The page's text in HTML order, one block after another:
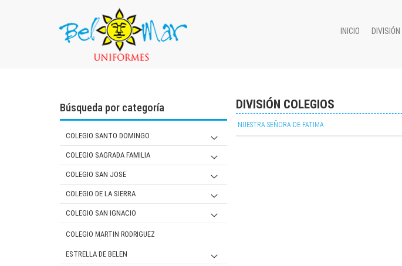
INICIO
Búsqueda por categoría
COLEGIO SANTO DOMINGO
JARDIN
PRIMARIA Y SECUNDARIA
MUJER
VARON
COLEGIO SAGRADA FAMILIA
JARDIN
PRIMARIA/ SECUNDARIA
MUJER
VARON
COLEGIO SAN JOSE
JARDIN
PRIMARIA
MUJER
VARON
SECUNDARIA
MUJER
COLEGIO DE LA SIERRA
Jardín
Primaria/ Secundaria
Varón
COLEGIO SAN IGNACIO
JARDIN
PRIMARIA
COLEGIO MARTIN RODRIGUEZ
ESTRELLA DE BELEN
DIVISIÓN COLEGIOS
NUESTRA SEÑORA DE FATIMA